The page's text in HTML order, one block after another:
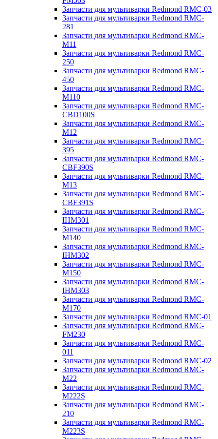
Запчасти для мультиварки Redmond RMC-03
Запчасти для мультиварки Redmond RMC-
281
Запчасти для мультиварки Redmond RMC-
M11
Запчасти для мультиварки Redmond RMC-
250
Запчасти для мультиварки Redmond RMC-
450
Запчасти для мультиварки Redmond RMC-
M110
Запчасти для мультиварки Redmond RMC-
CBD100S
Запчасти для мультиварки Redmond RMC-
M12
Запчасти для мультиварки Redmond RMC-
395
Запчасти для мультиварки Redmond RMC-
CBF390S
Запчасти для мультиварки Redmond RMC-
M13
Запчасти для мультиварки Redmond RMC-
CBF391S
Запчасти для мультиварки Redmond RMC-
IHM301
Запчасти для мультиварки Redmond RMC-
M140
Запчасти для мультиварки Redmond RMC-
IHM302
Запчасти для мультиварки Redmond RMC-
M150
Запчасти для мультиварки Redmond RMC-
IHM303
Запчасти для мультиварки Redmond RMC-
M170
Запчасти для мультиварки Redmond RMC-01
Запчасти для мультиварки Redmond RMC-
FM230
Запчасти для мультиварки Redmond RMC-
011
Запчасти для мультиварки Redmond RMC-02
Запчасти для мультиварки Redmond RMC-
M22
Запчасти для мультиварки Redmond RMC-
M222S
Запчасти для мультиварки Redmond RMC-
210
Запчасти для мультиварки Redmond RMC-
M223S